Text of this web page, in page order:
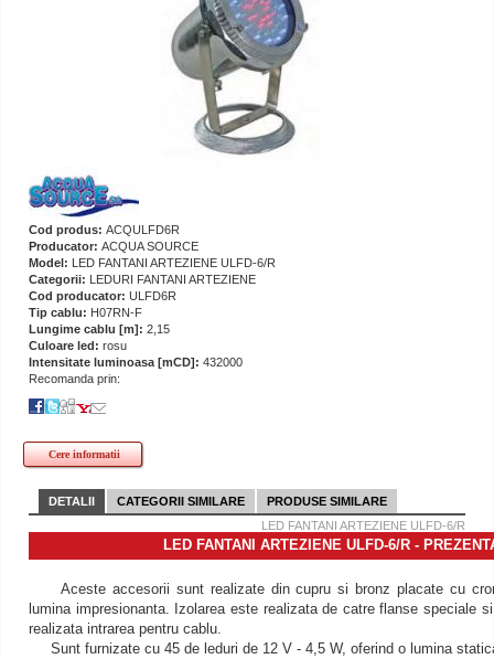
Cod produs: ACQULFD6R
Producator: ACQUA SOURCE
Model: LED FANTANI ARTEZIENE ULFD-6/R
Categorii: LEDURI FANTANI ARTEZIENE
Cod producator: ULFD6R
Tip cablu: H07RN-F
Lungime cablu [m]: 2,15
Culoare led: rosu
Intensitate luminoasa [mCD]: 432000
Recomanda prin:
Cere informatii
DETALII CATEGORII SIMILARE
PRODUSE SIMILARE
LED FANTANI ARTEZIENE ULFD-6/R
LED FANTANI ARTEZIENE ULFD-6/R -
Aceste accesorii sunt realizate din cupru si bronz placate cu
lumina impresionanta. Izolarea este realizata de catre flanse speciale
realizata intrarea pentru cablu.
Sunt furnizate cu 45 de leduri de 12 V - 4,5 W, oferind o lumina